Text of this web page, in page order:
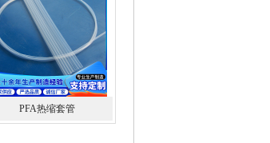
PFA热缩套管